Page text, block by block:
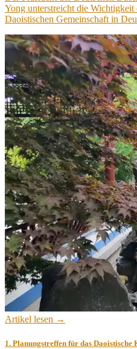
Yong unterstreicht die Wichtigkeit
Daoistischen Gemeinschaft in
Artikel lesen →
1. Planungstreffen für das